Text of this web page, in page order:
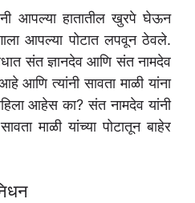
आपल्या हातातील खुरपे घेऊन
आपल्या पोटात लपवून ठेवले.
संत ज्ञानदेव आणि संत नामदेव
आणि त्यांनी सावता माळी यांना
आहेस का? संत नामदेव यांनी
माळी यांच्या पोटातून बाहेर